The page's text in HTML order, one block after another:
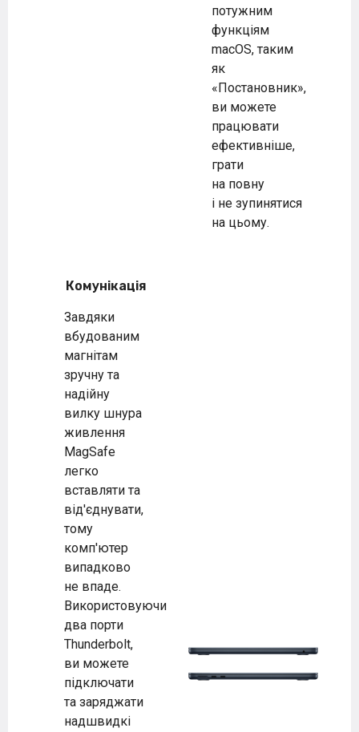
потужним
функціям
macOS, таким
як
«Постановник»,
ви можете
працювати
ефективніше,
грати
на повну
і не зупинятися
на цьому.
Комунікація
Завдяки
вбудованим
магнітам
зручну та
надійну
вилку шнура
живлення
MagSafe
легко
вставляти та
від'єднувати,
тому
комп'ютер
випадково
не впаде.
Використовуючи
два порти
Thunderbolt,
ви можете
підключати
та заряджати
надшвидкі